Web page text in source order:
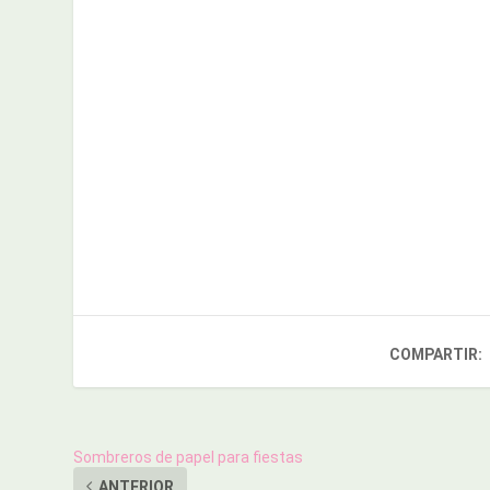
COMPARTIR:
Sombreros de papel para fiestas
ANTERIOR